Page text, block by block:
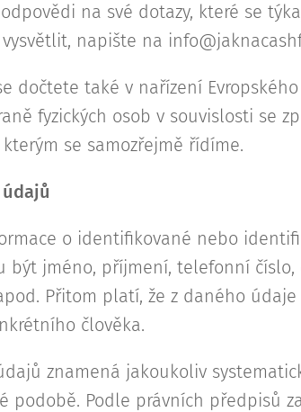
na své dotazy, které se
napište na
dočtete také v nařízení
fyzických osob v souvislosti se
se samozřejmě řídíme.
o identifikované nebo
být jméno, příjmení, telefonní
Přitom platí, že z daného
člověka.
znamená jakoukoliv
podobě. Podle právních předpisů